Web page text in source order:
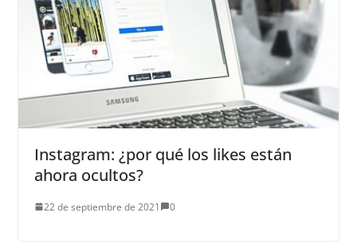
Instagram: ¿por qué los likes están
ahora ocultos?
22 de septiembre de 2021 0